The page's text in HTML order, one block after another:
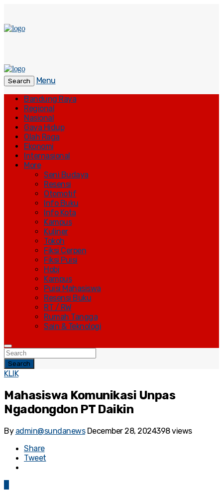
Search
Menu
Bandung Raya
Regional
Nasional
Gaya Hidup
Olah Raga
Ekonomi
Internasional
More
Seni Budaya
Resensi
Otomotif
Info Buku
Info Kota
Kampus
Kuliner
Tokoh
Fiksi Cerpen
Fiksi Puisi
Hobi
Kampus
Puisi Mahasiswa
Resensi Buku
RT / RW
Rumah Tangga
Sain & Teknologi
Search
KLIK
Mahasiswa Komunikasi Unpas
Ngadongdon PT Daikin
By admin@sundanews December 28, 2024398 views
Share
Tweet